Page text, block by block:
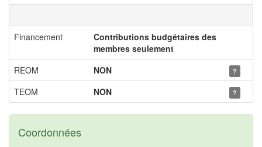
Financement
Contributions budgétaires des
membres seulement
REOM
NON ?
TEOM NON ?
Coordonnées